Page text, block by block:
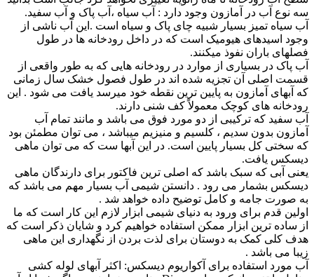
سه نوع آب در آمازون وجود دارد : آب سیاه ،آب پاک و آب سفید.
آب سیاه تمیز بسیار شبیه چای پاک و سیاه است .این آب ناشی از
وجود اسیدهای هیومیک است که در داخل رودخانه ها در طول
فصلهای باران نفوذ میکنند.
آب پاک در بسیاری از موارد در رودخانه هایی که به طور واقعی از
قسمت اصلی آن تجزیه شده اند در طول فصول خشک سال زمانی
که آبهای آمازون به پایین ترین نقطه خود میرسد یافت می شود . این
رودخانه های کوچک معمولاً کف شنی دارند.
آب سفید که ترکیبی از دو مورد فوق می باشد و مانند تمام آب
آمازون بدون سدیم ، کلسیم و منیزیم میباشد ، می توان مطمئن بود
که سختی کل بسیار پایین است. در این آبها ست که می توان ماهی
دیسکس یافت.
یعنی آبی که سبک باشد که اصلی ترین فاکتور برای دارندگان ماهی
دیسکس بشمار می رود . دانستن شیمی آب بسیار مهم می باشد که
به صورت جامه و کامل توضیح داده خواهد شد .
اولین قدم برای ورود به دنیای شیمی ابزار لازم این کار است که ما
از ساده ترین ابزار ممکن استفاده خواهیم کرد و شایان ذکر است که
هدف کلی کمک به دوستان برای لذت بردن از نگهداری این ماهی
زیبا می باشد .
آب مورد استفاده برای آکواریوم دیسکس: اکثر آبهای لوله کشی